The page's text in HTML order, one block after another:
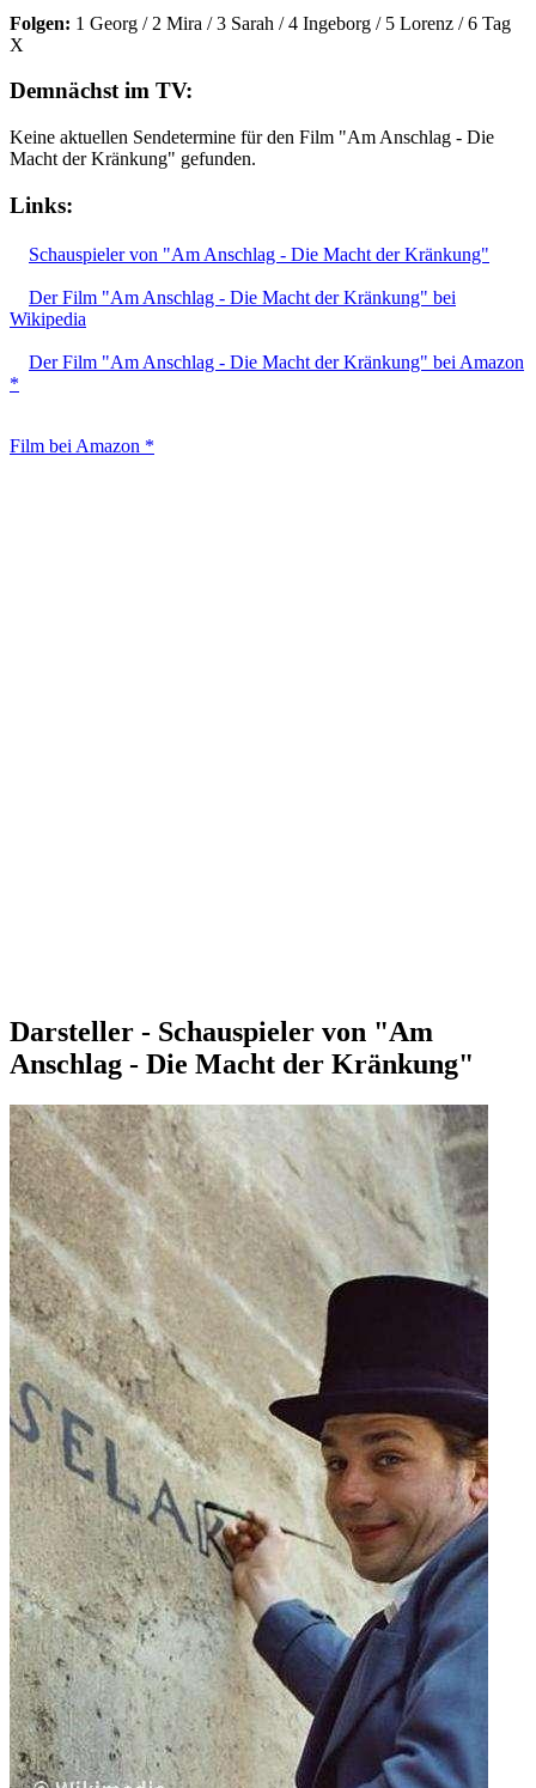
Folgen: 1 Georg / 2 Mira / 3 Sarah / 4 Ingeborg / 5 Lorenz / 6 Tag
X
Demnächst im TV:
Keine aktuellen Sendetermine für den Film "Am Anschlag - Die
Macht der Kränkung" gefunden.
Links:
Schauspieler von "Am Anschlag - Die Macht der Kränkung"
Der Film "Am Anschlag - Die Macht der Kränkung" bei
Wikipedia
Der Film "Am Anschlag - Die Macht der Kränkung" bei Amazon
*
Film bei Amazon *
Darsteller - Schauspieler von "Am
Anschlag - Die Macht der Kränkung"